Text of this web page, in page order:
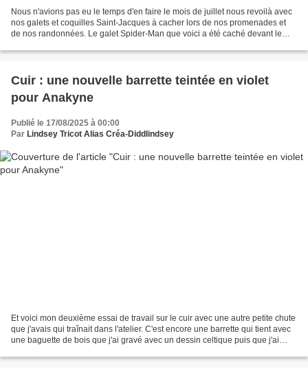
Nous n'avions pas eu le temps d'en faire le mois de juillet nous revoilà avec
nos galets et coquilles Saint-Jacques à cacher lors de nos promenades et
de nos randonnées. Le galet Spider-Man que voici a été caché devant le
Cuir : une nouvelle barrette teintée en violet
pour Anakyne
Publié le 17/08/2025 à 00:00
Par Lindsey Tricot Alias Créa-Diddlindsey
Et voici mon deuxième essai de travail sur le cuir avec une autre petite chute
que j'avais qui traînait dans l'atelier. C'est encore une barrette qui tient avec
une baguette de bois que j'ai gravé avec un dessin celtique puis que j'ai